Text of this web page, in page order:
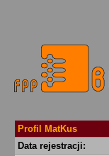
Profil MatKus
Data rejestracji: